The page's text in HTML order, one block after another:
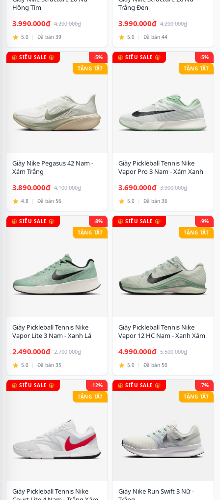
Hồng Tím
3.990.000₫ 4.200.000₫
5.0 | Đã bán 39
Trắng Đen
3.990.000₫ 4.200.000₫
5.0 | Đã bán 44
🎁 SIÊU SALE 🎁
-5%
TẶNG TẤT
Giày Nike Pegasus 42 Nam -
Xám Trắng
3.890.000₫ 4.100.000₫
4.8 | Đã bán 56
🎁 SIÊU SALE 🎁
-5%
TẶNG TẤT
Giày Pickleball Tennis Nike
Vapor Pro 3 Nam - Xám Xanh
3.690.000₫ 3.900.000₫
5.0 | Đã bán 36
🎁 SIÊU SALE 🎁
-8%
TẶNG TẤT
Giày Pickleball Tennis Nike
Vapor Lite 3 Nam - Xanh Lá
2.490.000₫ 2.700.000₫
5.0 | Đã bán 35
🎁 SIÊU SALE 🎁
-9%
TẶNG TẤT
Giày Pickleball Tennis Nike
Vapor 12 HC Nam - Xanh Xám
4.990.000₫ 5.500.000₫
5.0 | Đã bán 50
🎁 SIÊU SALE 🎁
-12%
TẶNG TẤT
Giày Pickleball Tennis Nike
🎁 SIÊU SALE 🎁
-7%
TẶNG TẤT
Giày Nike Run Swift 3 Nữ -